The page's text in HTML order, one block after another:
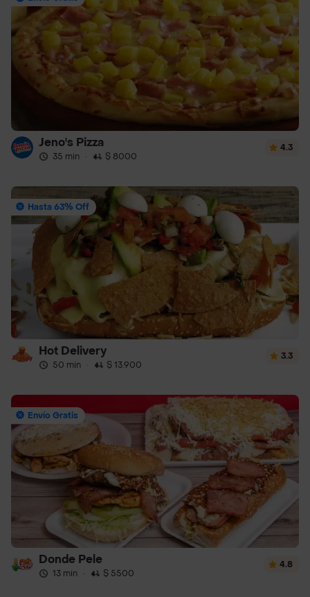
Jeno's Pizza
35 min · $ 8000
4.3
Hasta 63% Off
Hot Delivery
50 min · $ 13.900
3.3
Envío Gratis
Donde Pele
13 min · $ 5500
4.8